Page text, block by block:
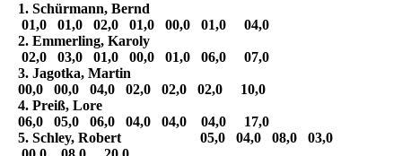
1. Schürmann, Bernd
01,0 01,0 02,0 01,0 00,0 01,0 04,0
2. Emmerling, Karoly
02,0 03,0 01,0 00,0 01,0 06,0 07,0
3. Jagotka, Martin
00,0 00,0 04,0 02,0 02,0 02,0 10,0
4. Preiß, Lore
06,0 05,0 06,0 04,0 04,0 04,0 17,0
5. Schley, Robert 05,0 04,0 08,0 03,0